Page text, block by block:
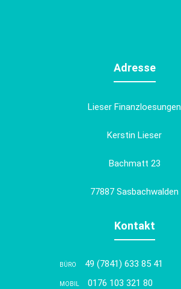
Adresse
Lieser Finanzloesungen
Kerstin Lieser
Bachmatt 23
77887 Sasbachwalden
Kontakt
BÜRO 49 (7841) 633 85 41
MOBIL 0176 103 321 80